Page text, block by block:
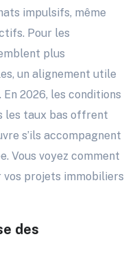
impulsifs, même
Pour les
plus
un alignement utile
2026, les conditions
les taux bas offrent
s’ils accompagnent
Vous voyez comment
projets immobiliers
des